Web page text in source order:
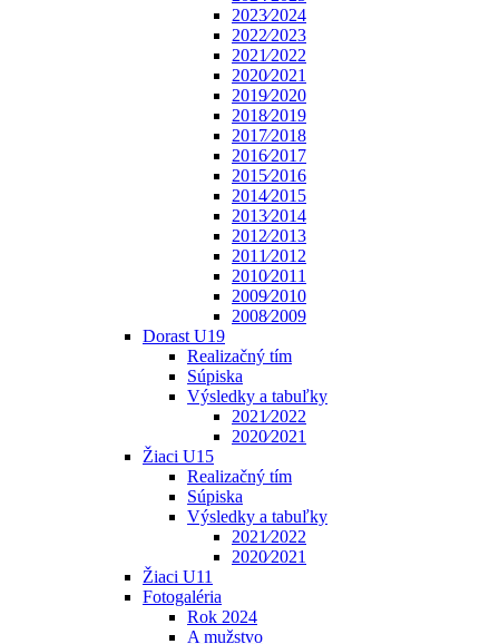
2023⁄2024
2022⁄2023
2021⁄2022
2020⁄2021
2019⁄2020
2018⁄2019
2017⁄2018
2016⁄2017
2015⁄2016
2014⁄2015
2013⁄2014
2012⁄2013
2011⁄2012
2010⁄2011
2009⁄2010
2008⁄2009
Dorast U19
Realizačný tím
Súpiska
Výsledky a tabuľky
2021⁄2022
2020⁄2021
Žiaci U15
Realizačný tím
Súpiska
Výsledky a tabuľky
2021⁄2022
2020⁄2021
Žiaci U11
Fotogaléria
Rok 2024
A mužstvo